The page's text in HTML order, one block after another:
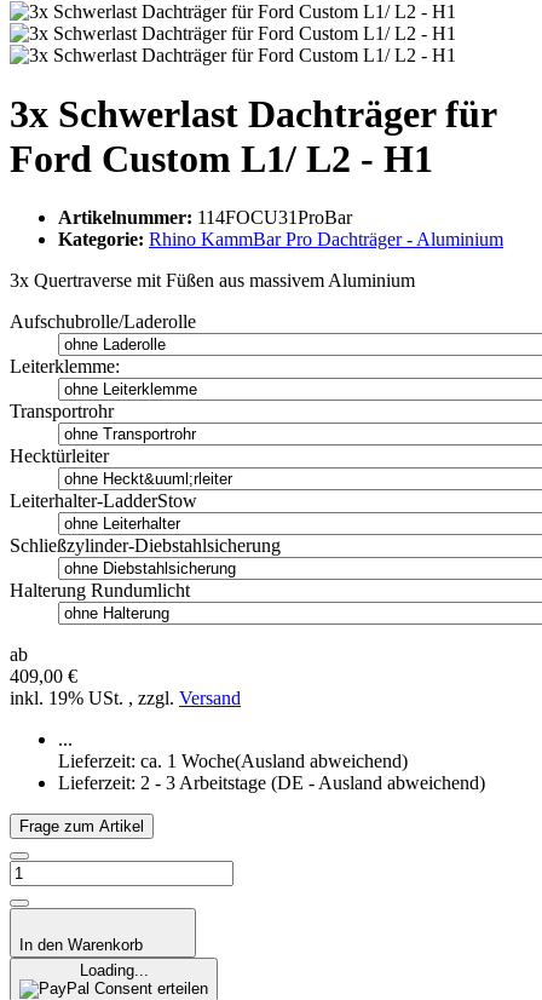
3x Schwerlast Dachträger für
Ford Custom L1/ L2 - H1
Artikelnummer: 114FOCU31ProBar
Kategorie: Rhino KammBar Pro Dachträger - Aluminium
3x Quertraverse mit Füßen aus massivem Aluminium
Aufschubrolle/Laderolle
Leiterklemme:
Transportrohr
Hecktürleiter
Leiterhalter-LadderStow
Schließzylinder-Diebstahlsicherung
Halterung Rundumlicht
ab
409,00 €
inkl. 19% USt. , zzgl. Versand
...
Lieferzeit: ca. 1 Woche(Ausland abweichend)
Lieferzeit: 2 - 3 Arbeitstage (DE - Ausland abweichend)
Frage zum Artikel
In den Warenkorb
Loading...
Consent erteilen